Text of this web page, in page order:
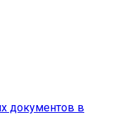
документов в